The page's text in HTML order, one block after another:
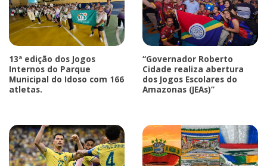
13ª edição dos Jogos
Internos do Parque
Municipal do Idoso com 166
atletas.
“Governador Roberto
Cidade realiza abertura
dos Jogos Escolares do
Amazonas (JEAs)”